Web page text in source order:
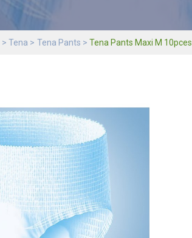
Tena Tena Pants Tena Pants Maxi M 10pces